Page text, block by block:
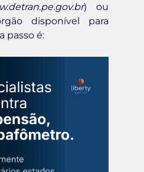
) ou
disponível para
passo é: